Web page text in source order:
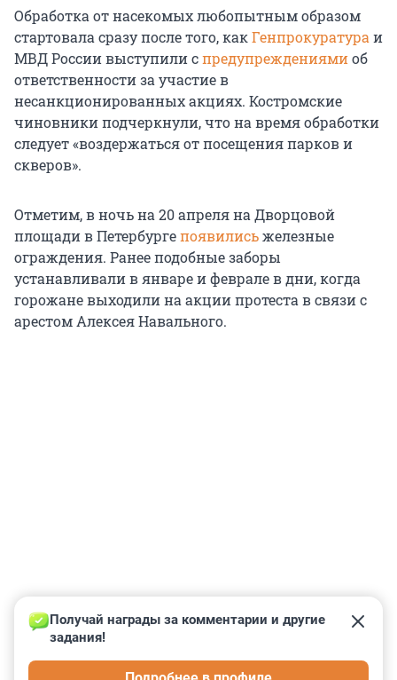
Обработка от насекомых любопытным образом
стартовала сразу после того, какГенпрокуратура и
МВД России выступили спредупреждениямиоб
ответственности за участие в
несанкционированных акциях. Костромские
чиновники подчеркнули, что на время обработки
следует «воздержаться от посещения парков и
скверов».
Отметим, в ночь на 20 апреля на Дворцовой
площади в Петербургепоявилисьжелезные
ограждения. Ранее подобные заборы
устанавливали в январе и феврале в дни, когда
горожане выходили на акции протеста в связи с
арестом Алексея Навального.
Получай награды за комментарии и другие
задания!